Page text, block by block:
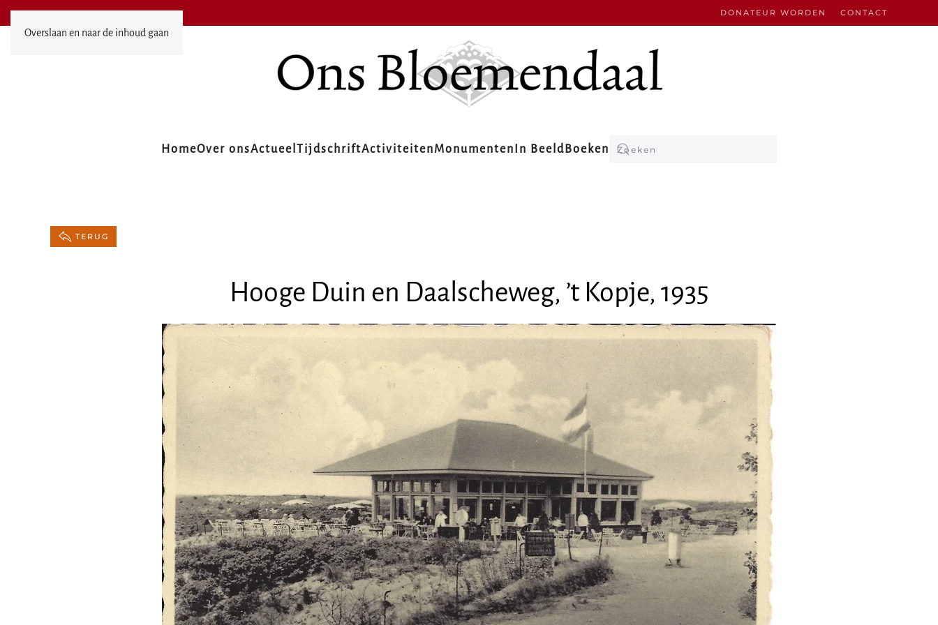
Overslaan en naar de inhoud gaan
DONATEUR WORDEN CONTACT
HomeOver onsActueel TijdschriftActiviteitenMonumenten In Beeld Boeken
TERUG
Hooge Duin en Daalscheweg, ’t Kopje, 1935